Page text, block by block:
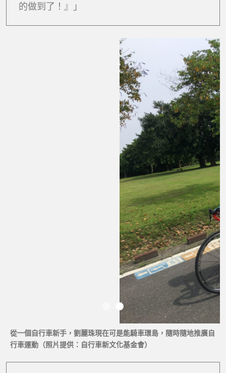
的做到了！』」
從一個自行車新手，劉麗珠現在可是能騎車環島，隨時隨地推廣自
行車運動（照片提供：自行車新文化基金會）